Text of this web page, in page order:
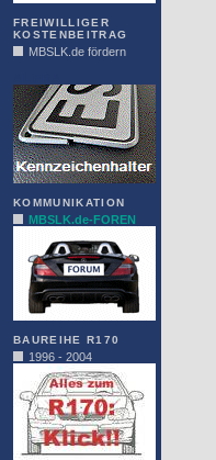
FREIWILLIGER
KOSTENBEITRAG
MBSLK.de fördern
KOMMUNIKATION
MBSLK.de-FOREN
BAUREIHE R170
1996 - 2004